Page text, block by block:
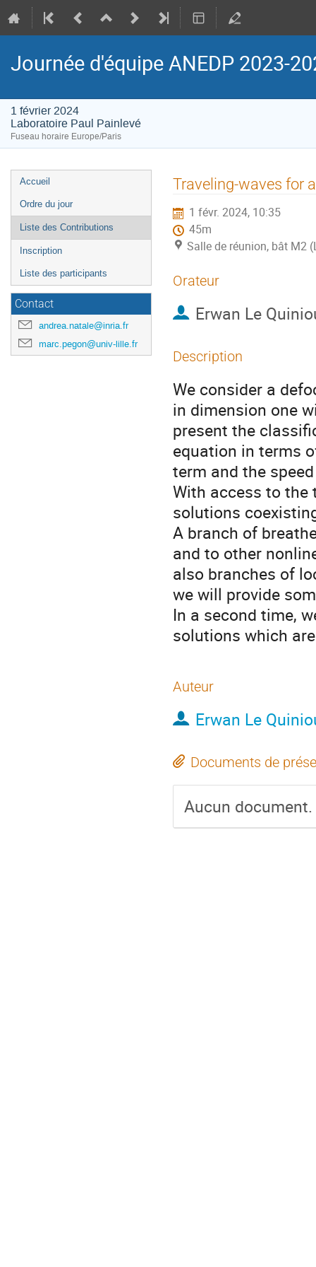
Journée d'équipe ANEDP 2023-
1 février 2024
Laboratoire Paul Painlevé
Fuseau horaire Europe/Paris
Menu
de
l'événement
Accueil
Ordre du jour
Liste des Contributions
Inscription
Liste des participants
Contact
andrea.natale@inria.fr
marc.pegon@univ-lille.fr
Traveling-waves for
1 févr. 2024, 10:35
45m
Salle de réunion, bât M2
Orateur
Erwan Le
Description
We consider a
in dimension one
present the
equation in terms
term and the
With access to the
solutions
A branch of
and to other
also branches of
we will provide
In a second time,
solutions which
Auteur
Erwan Le
Documents de
Aucun document.